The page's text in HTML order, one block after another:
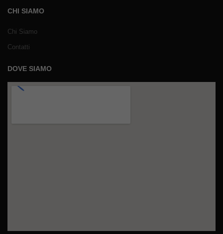
CHI SIAMO
Chi Siamo
Contatti
DOVE SIAMO